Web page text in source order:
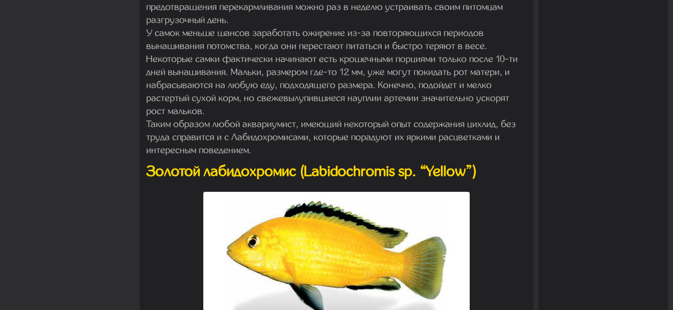
предотвращения перекармливания можно раз в неделю устраивать своим питомцам
разгрузочный день.
У самок меньше шансов заработать ожирение из-за повторяющихся периодов
вынашивания потомства, когда они перестают питаться и быстро теряют в весе.
Некоторые самки фактически начинают есть крошечными порциями только после 10-ти
дней вынашивания. Мальки, размером где-то 12 мм, уже могут покидать рот матери, и
набрасываются на любую еду, подходящего размера. Конечно, подойдет и мелко
растертый сухой корм, но свежевылупившиеся науплии артемии значительно ускорят
рост мальков.
Таким образом любой аквариумист, имеющий некоторый опыт содержания цихлид, без
труда справится и с Лабидохромисами, которые порадуют их яркими расцветками и
интересным поведением.
Золотой лабидохромис (Labidochromis sp. “Yellow”)